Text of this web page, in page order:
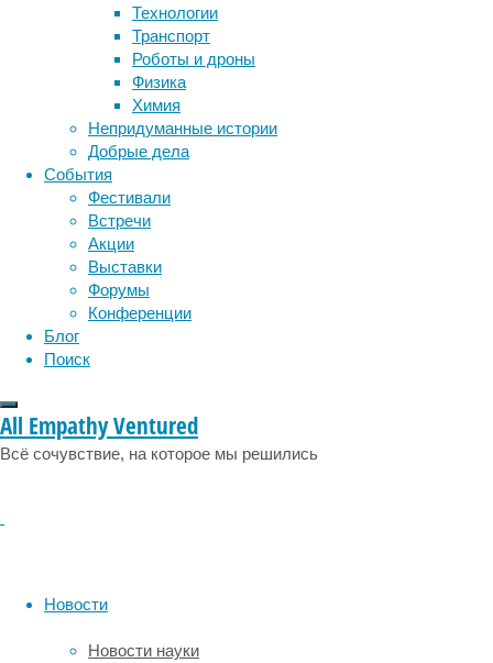
Технологии
Транспорт
Роботы и дроны
Физика
Химия
Непридуманные истории
Добрые дела
События
Фестивали
Встречи
Акции
Выставки
Форумы
Конференции
Блог
Поиск
All Empathy Ventured
Всё сочувствие, на которое мы решились
Новости
Новости науки
Несмотря
на
более
чем
вековое
использование
этого
препарата,
ценность
пока
остается
инструменты и методы
исследования
лекарства медицина
мозг наука неврология
нейробиология
нейрофизиология
поведение
сон социальные проблемы
физиология
эмоции эпидемия